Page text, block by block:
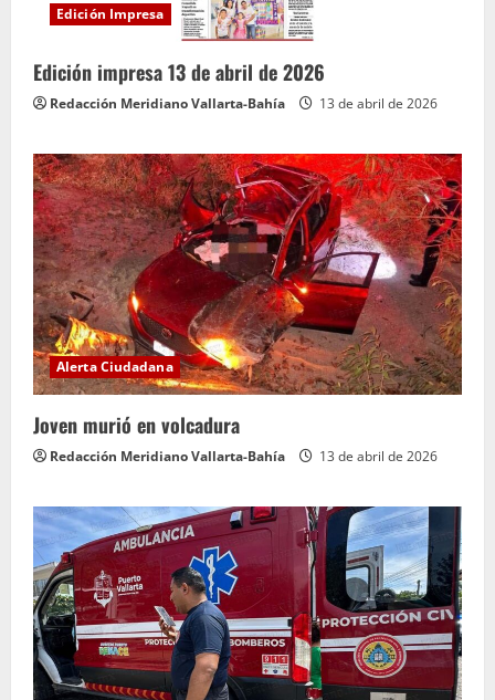
Edición Impresa
Edición impresa 13 de abril de 2026
Redacción Meridiano Vallarta-Bahía 13 de abril de 2026
Alerta Ciudadana
Joven murió en volcadura
Redacción Meridiano Vallarta-Bahía 13 de abril de 2026